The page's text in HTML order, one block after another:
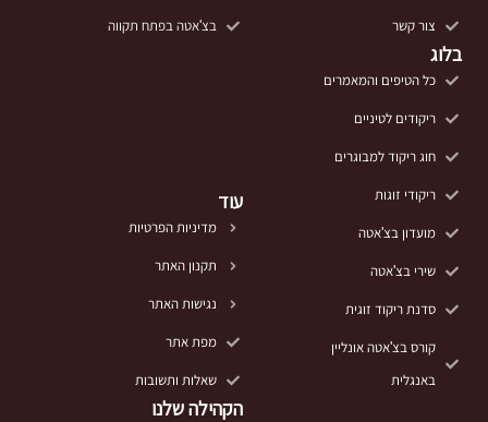
צור קשר בצ'אטה בפתח תקווה
בלוג
כל הטיפים והמאמרים
ריקודים לטיניים
חוג ריקוד למבוגרים
ריקודי זוגות
מועדון בצ'אטה
שירי בצ'אטה
סדנת ריקוד זוגית
קורס בצ'אטה אונליין
באנגלית
עוד
מדיניות הפרטיות
תקנון האתר
נגישות האתר
מפת אתר
שאלות ותשובות
הקהילה שלנו